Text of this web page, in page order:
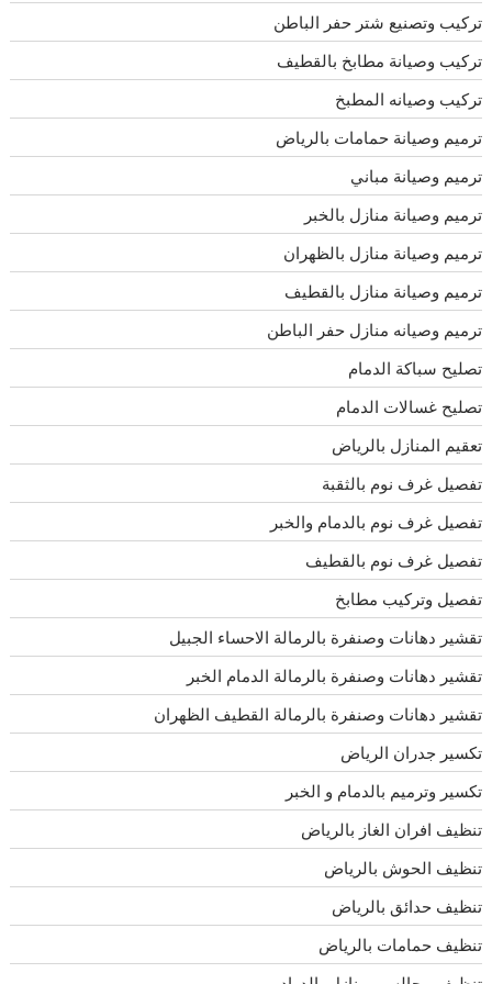
تركيب وتصنيع شتر حفر الباطن
تركيب وصيانة مطابخ بالقطيف
تركيب وصيانه المطبخ
ترميم وصيانة حمامات بالرياض
ترميم وصيانة مباني
ترميم وصيانة منازل بالخبر
ترميم وصيانة منازل بالظهران
ترميم وصيانة منازل بالقطيف
ترميم وصيانه منازل حفر الباطن
تصليح سباكة الدمام
تصليح غسالات الدمام
تعقيم المنازل بالرياض
تفصيل غرف نوم بالثقبة
تفصيل غرف نوم بالدمام والخبر
تفصيل غرف نوم بالقطيف
تفصيل وتركيب مطابخ
تقشير دهانات وصنفرة بالرمالة الاحساء الجبيل
تقشير دهانات وصنفرة بالرمالة الدمام الخبر
تقشير دهانات وصنفرة بالرمالة القطيف الظهران
تكسير جدران الرياض
تكسير وترميم بالدمام و الخبر
تنظيف افران الغاز بالرياض
تنظيف الحوش بالرياض
تنظيف حدائق بالرياض
تنظيف حمامات بالرياض